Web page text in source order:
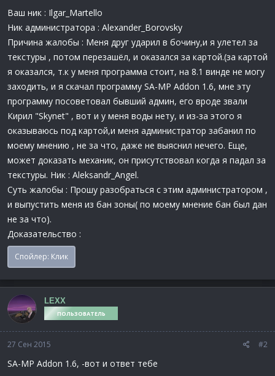
Ваш ник : Ilgar_Martello
Ник администратора : Alexander_Borovsky
Причина жалобы : Меня друг ударил в бочину,и я улетел за
текстуры , потом перезашёл, и оказался за картой.(за картой
я оказался, т.к у меня программа стоит, на 8.1 винде не могу
заходить, и я скачал программу SA-MP Addon 1.6, мне эту
программу посоветовал бывший админ, его вроде звали
Кирил "Skynet" , вот и у меня воды нету, и из-за этого я
оказываюсь под картой,и меня администратор забанил по
моему мнению , не за что, даже не выяснил нечего. Еще,
может доказать механик, он присутствовал когда я падал за
текстуры. Ник : Aleksandr_Angel.
Суть жалобы : Прошу разобраться с этим администратором ,
и выпустить меня из бан зоны( по моему мнение бан был дан
не за что).
Доказательство :
Спойлер: Клик
LEXX
ПОЛЬЗОВАТЕЛЬ
27 Сен 2015 #2
SA-MP Addon 1.6, -вот и ответ тебе